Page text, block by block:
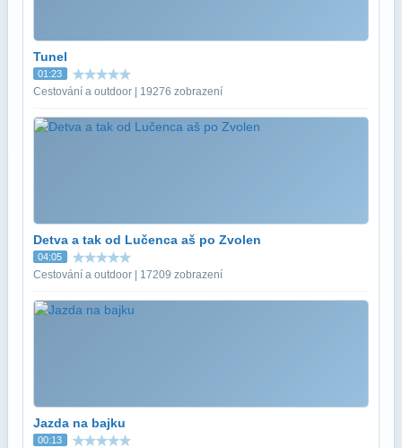
Tunel
01:23
Cestování a outdoor | 19276 zobrazení
Detva a tak od Lučenca aš po Zvolen
04:05
Cestování a outdoor | 17209 zobrazení
Jazda na bajku
00:13